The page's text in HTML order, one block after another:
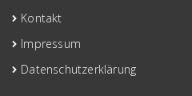
Kontakt
Impressum
Datenschutzerklärung